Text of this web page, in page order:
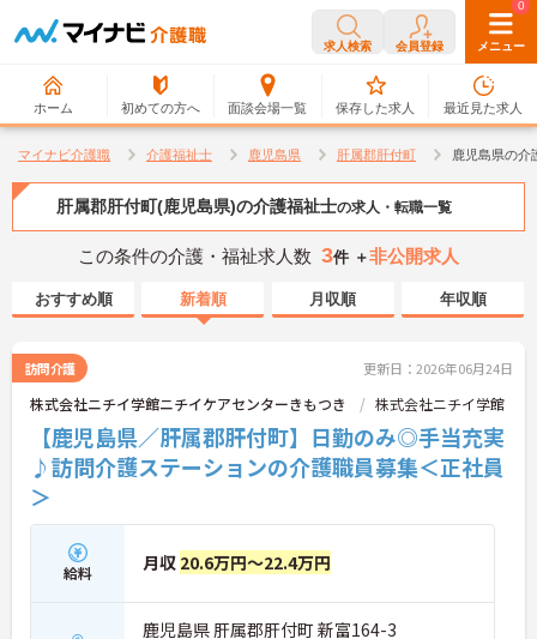
求人検索 会員登録 メニュー
ホーム 初めての方へ 面談会場一覧
0
保存した求人
0
最近見た求人
マイナビ介護職 介護福祉士 鹿児島県 肝属郡肝付町 鹿児島県の介
肝属郡肝付町(鹿児島県)の介護福祉士の求人・転職一覧
この条件の介護・福祉求人数 3件 ＋非公開求人
おすすめ順 新着順 月収順 年収順
訪問介護 更新日：2026年06月24日
株式会社ニチイ学館ニチイケアセンターきもつき 株式会社ニチイ学館
【鹿児島県／肝属郡肝付町】日勤のみ◎手当充実
♪訪問介護ステーションの介護職員募集＜正社員
＞
給料 月収 20.6万円～22.4万円
鹿児島県 肝属郡肝付町 新富164-3